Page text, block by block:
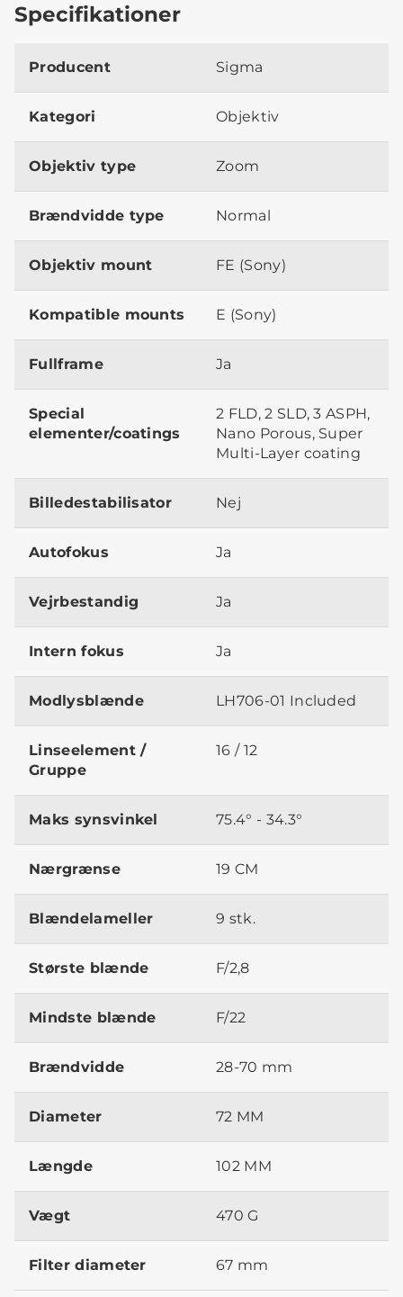
Specifikationer
Producent Sigma
Kategori Objektiv
Objektiv type Zoom
Brændvidde type Normal
Objektiv mount FE (Sony)
Kompatible mounts E (Sony)
Fullframe Ja
Special
elementer/coatings
2 FLD, 2 SLD, 3 ASPH,
Nano Porous, Super
Multi-Layer coating
Billedestabilisator Nej
Autofokus Ja
Vejrbestandig Ja
Intern fokus Ja
Modlysblænde LH706-01 Included
Linseelement /
Gruppe
16 / 12
Maks synsvinkel 75.4° - 34.3°
Nærgrænse 19 CM
Blændelameller 9 stk.
Største blænde F/2,8
Mindste blænde F/22
Brændvidde 28-70 mm
Diameter 72 MM
Længde 102 MM
Vægt 470 G
Filter diameter 67 mm